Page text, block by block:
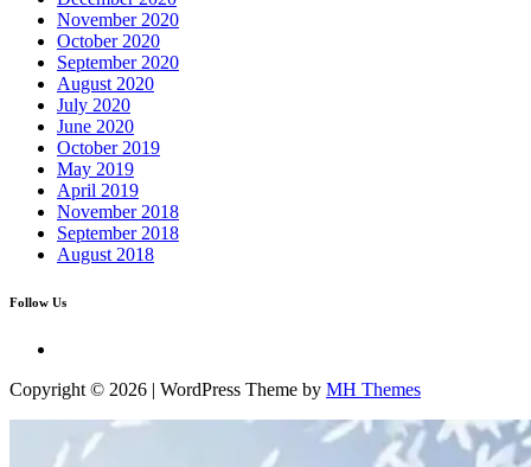
November 2020
October 2020
September 2020
August 2020
July 2020
June 2020
October 2019
May 2019
April 2019
November 2018
September 2018
August 2018
Follow Us
Copyright © 2026 | WordPress Theme by MH Themes